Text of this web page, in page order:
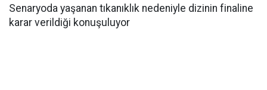
Senaryoda yaşanan tıkanıklık nedeniyle dizinin finaline
karar verildiği konuşuluyor